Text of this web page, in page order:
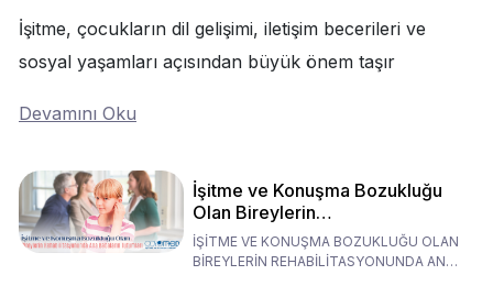
İşitme, çocukların dil gelişimi, iletişim becerileri ve
sosyal yaşamları açısından büyük önem taşır
Devamını Oku
İşitme ve Konuşma Bozukluğu
Olan Bireylerin
Rehabilitasyonunda Ana
Babaların Tutumları
İŞİTME VE KONUŞMA BOZUKLUĞU OLAN
BİREYLERİN REHABİLİTASYONUNDA ANA